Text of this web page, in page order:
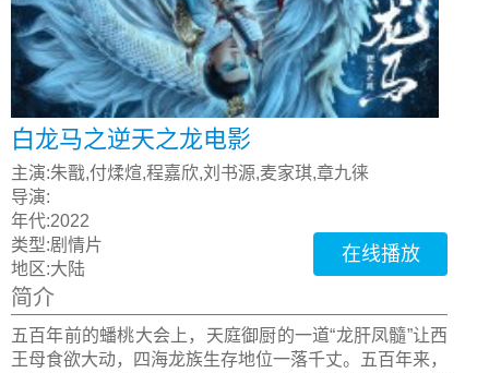
白龙马之逆天之龙电影
主演:朱戬,付煣煊,程嘉欣,刘书源,麦家琪,章九徕
导演:
年代:2022
类型:剧情片
地区:大陆
在线播放
简介
五百年前的蟠桃大会上，天庭御厨的一道“龙肝凤髓”让西
王母食欲大动，四海龙族生存地位一落千丈。五百年来，